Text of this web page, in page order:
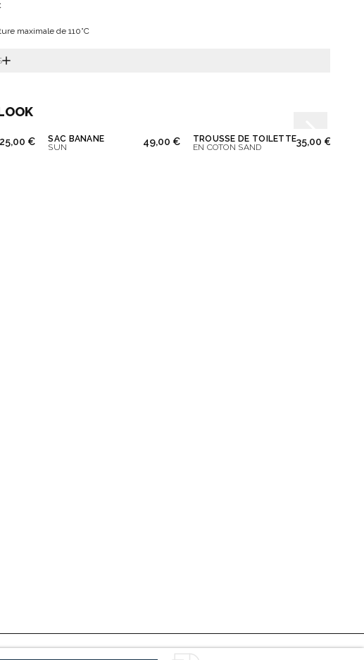
maximale de 110°C
25,00 €
SAC BANANE
SUN
49,00 €
TROUSSE DE TOILETTE
EN COTON SAND
35,00 €